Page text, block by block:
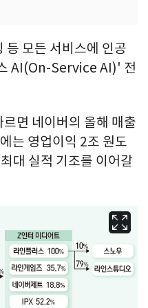
등 모든 서비스에 인공
AI(On-Service AI)' 전
면 네이버의 올해 매출
는 영업이익 2조 원도
대 실적 기조를 이어갈